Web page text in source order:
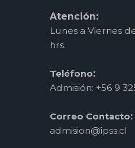
Atención:
Lunes a Viernes
hrs.
Teléfono:
Admisión: +56 9
Correo Contacto:
admision@ipss.cl